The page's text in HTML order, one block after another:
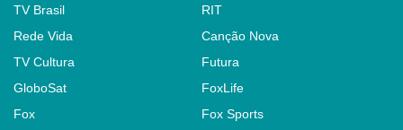
TV Brasil
RIT
Rede Vida
Canção Nova
TV Cultura
Futura
GloboSat
FoxLife
Fox
Fox Sports